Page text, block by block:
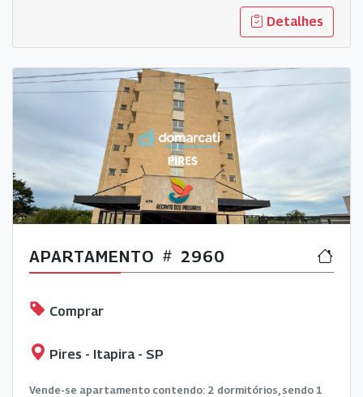
quitado ou seguro fiança para garantia do contrato.
Resguardamos nossos direitos por eventuais erros de
aviso!
Detalhes
APARTAMENTO 2960
Comprar
Pires - Itapira - SP
Vende-se apartamento contendo: 2 dormitórios, sendo 1